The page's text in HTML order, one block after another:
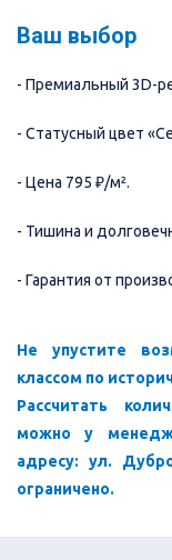
Ваш выбор
- Премиальный 3D-
- Статусный цвет
- Цена 795 ₽/м².
- Тишина и
- Гарантия от
Не упустите
классом по
Рассчитать
можно у
адресу: ул.
ограничено.